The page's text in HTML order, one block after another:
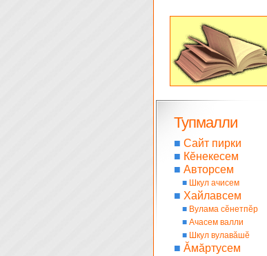
Тупмалли
■ Сайт пирки
■ Кĕнекесем
■ Авторсем
■ Шкул ачисем
■ Хайлавсем
■ Вулама сĕнетпĕр
■ Ачасем валли
■ Шкул вулавăшĕ
■ Ăмăртусем